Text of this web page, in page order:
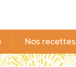
Nos recettes